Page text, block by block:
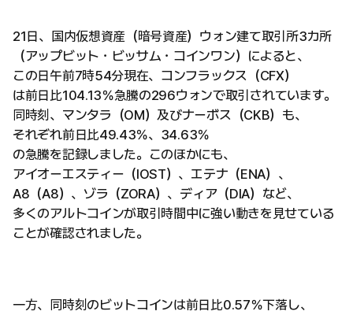
21日、国内仮想資産（暗号資産）ウォン建て取引所3カ所
（アップビット・ビッサム・コインワン）によると、
この日午前7時54分現在、コンフラックス（CFX）
は前日比104.13％急騰の296ウォンで取引されています。
同時刻、マンタラ（OM）及びナーボス（CKB）も、
それぞれ前日比49.43％、34.63％
の急騰を記録しました。このほかにも、
アイオーエスティー（IOST）、エテナ（ENA）、
A8（A8）、ゾラ（ZORA）、ディア（DIA）など、
多くのアルトコインが取引時間中に強い動きを見せている
ことが確認されました。
一方、同時刻のビットコインは前日比0.57％下落し、